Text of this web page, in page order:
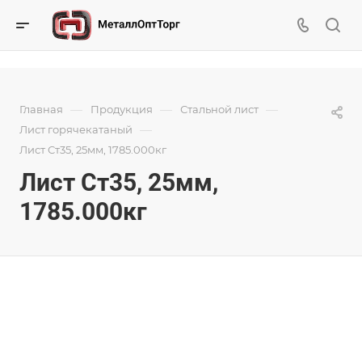
Главная — Продукция — Стальной лист —
Лист горячекатаный —
Лист Ст35, 25мм, 1785.000кг
Лист Ст35, 25мм,
1785.000кг